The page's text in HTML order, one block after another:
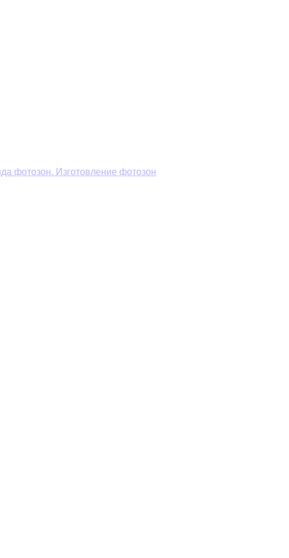
фотозон. Изготовление фотозон